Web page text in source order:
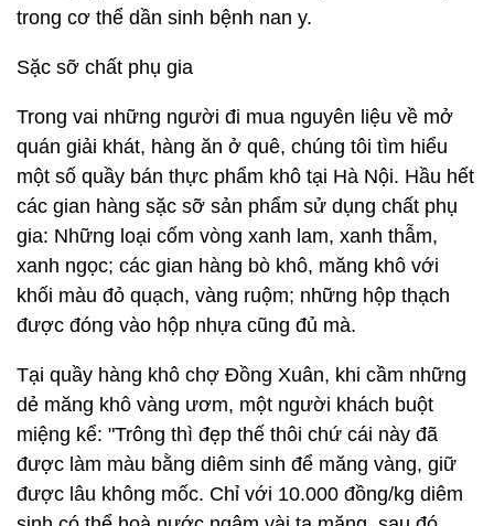
trong cơ thể dần sinh bệnh nan y.
Sặc sỡ chất phụ gia
Trong vai những người đi mua nguyên liệu về mở
quán giải khát, hàng ăn ở quê, chúng tôi tìm hiểu
một số quầy bán thực phẩm khô tại Hà Nội. Hầu hết
các gian hàng sặc sỡ sản phẩm sử dụng chất phụ
gia: Những loại cốm vòng xanh lam, xanh thẫm,
xanh ngọc; các gian hàng bò khô, măng khô với
khối màu đỏ quạch, vàng ruộm; những hộp thạch
được đóng vào hộp nhựa cũng đủ mà.
Tại quầy hàng khô chợ Đồng Xuân, khi cầm những
dẻ măng khô vàng ươm, một người khách buột
miệng kể: "Trông thì đẹp thế thôi chứ cái này đã
được làm màu bằng diêm sinh để măng vàng, giữ
được lâu không mốc. Chỉ với 10.000 đồng/kg diêm